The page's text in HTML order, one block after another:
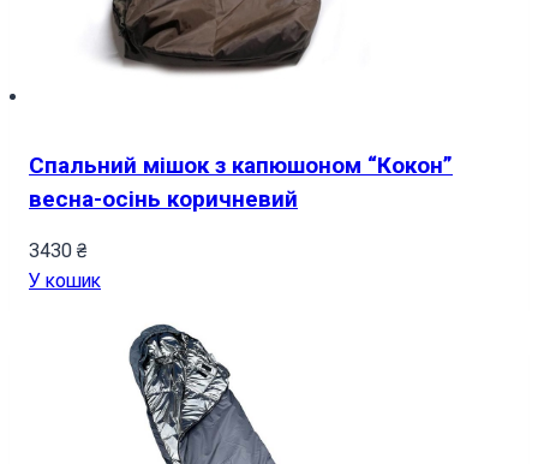
Спальний мішок з капюшоном “Кокон”
весна-осінь коричневий
3430 ₴
У кошик